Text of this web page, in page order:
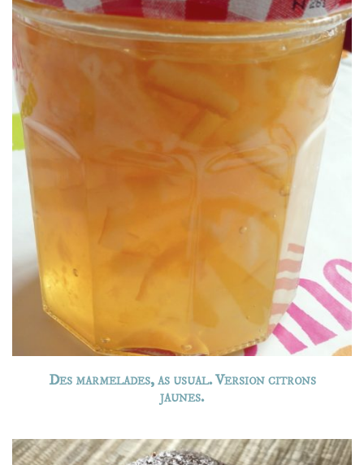
Des marmelades, as usual. Version citrons
jaunes.